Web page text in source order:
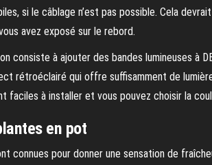
si le câblage n’est pas possible. Cela
avez exposé sur le rebord.
consiste à ajouter des bandes lumineuses à
rétroéclairé qui offre suffisamment de
faciles à installer et vous pouvez choisir la
en pot
connues pour donner une sensation de